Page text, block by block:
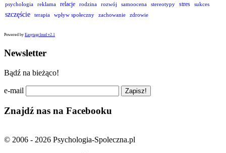
psychologia
reklama relacje rodzina rozwój samoocena stereotypy stres sukces
szczęście terapia wpływ społeczny zachowanie zdrowie
Powered by Easytagcloud v2.1
Newsletter
Bądź na bieżąco!
e-mail
Znajdź nas na Facebooku
© 2006 - 2026 Psychologia-Spoleczna.pl